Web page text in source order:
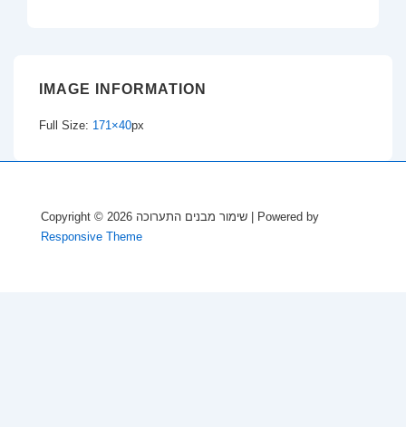
IMAGE INFORMATION
Full Size: 171×40px
Copyright © 2026
| Powered by
Responsive Theme